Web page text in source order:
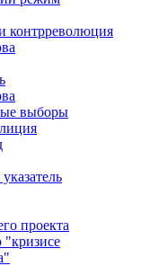
контрреволюция
выборы
проекта
"кризисе